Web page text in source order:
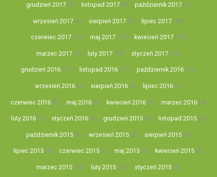
grudzień 2017(7) listopad 2017(8) październik 2017 (7)
wrzesień 2017 (6) sierpień 2017 (8) lipiec 2017(18)
czerwiec 2017 (11) maj 2017 (12) kwiecień 2017(10)
marzec 2017 (4) luty 2017 (15) styczeń 2017(19)
grudzień 2016 (11) listopad 2016 (17) październik 2016(13)
wrzesień 2016(3) sierpień 2016(3) lipiec 2016 (3)
czerwiec 2016(3) maj 2016(3) kwiecień 2016 (5) marzec 2016 (4)
luty 2016(5) styczeń 2016(5) grudzień 2015 (3) listopad 2015 (8)
październik 2015 (9) wrzesień 2015 (3) sierpień 2015(4)
lipiec 2015(4) czerwiec 2015(5) maj 2015 (5) kwiecień 2015 (5)
marzec 2015 (10) luty 2015 (10) styczeń 2015(3)